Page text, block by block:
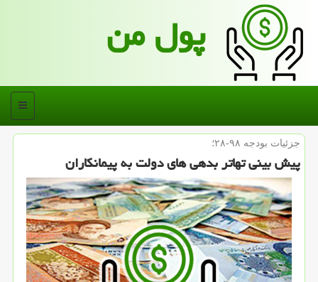
پول من
منو
جزئیات بودجه ۹۸-۲۸؛
پیش بینی تهاتر بدهی های دولت به پیمانكاران